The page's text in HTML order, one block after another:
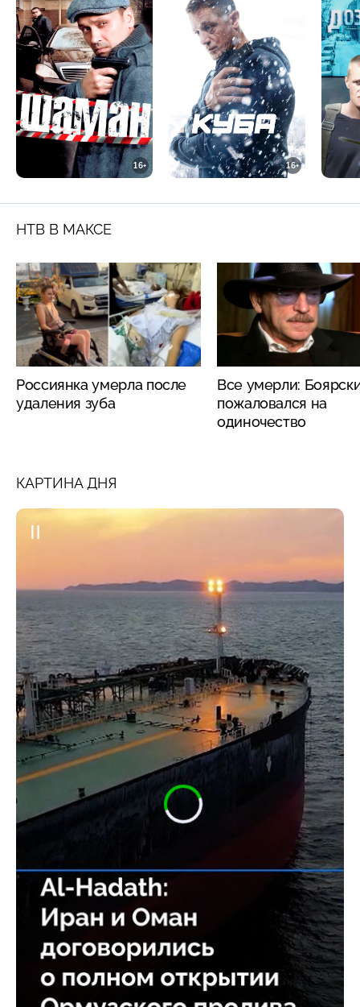
16+ 16+
НТВ В МАКСЕ
Россиянка умерла после
удаления зуба
Все умерли:
пожаловался на
одиночество
КАРТИНА ДНЯ